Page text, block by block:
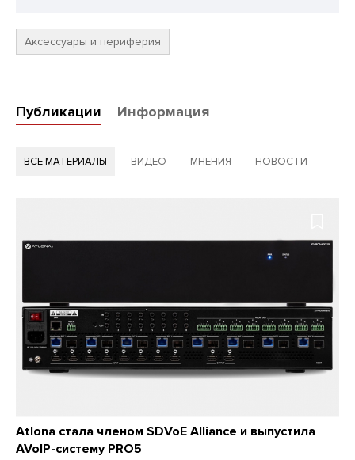
Аксессуары и периферия
Публикации Информация
ВСЕ МАТЕРИАЛЫ ВИДЕО МНЕНИЯ НОВОСТИ
Atlona стала членом SDVoE Alliance и выпустила
AVoIP-систему PRO5